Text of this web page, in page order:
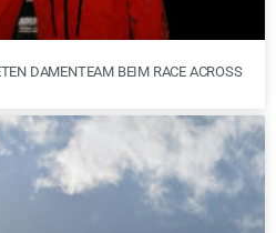
DAMENTEAM BEIM RACE ACROSS